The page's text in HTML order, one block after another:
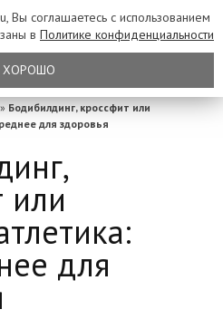
» Бодибилдинг, кроссфит или
для здоровья
или
для
Вы соглашаетесь с использованием
в Политике конфиденциальности
ХОРОШО